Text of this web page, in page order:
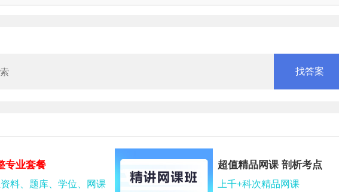
专业套餐
料、题库、学位、网课
超值精品网课 剖析考点
上千+科次精品网课